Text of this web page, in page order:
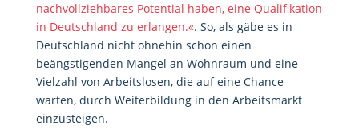
nachvollziehbares Potential haben, eine Qualifikation
in Deutschland zu erlangen.«. So, als gäbe es in
Deutschland nicht ohnehin schon einen
beängstigenden Mangel an Wohnraum und eine
Vielzahl von Arbeitslosen, die auf eine Chance
warten, durch Weiterbildung in den Arbeitsmarkt
einzusteigen.